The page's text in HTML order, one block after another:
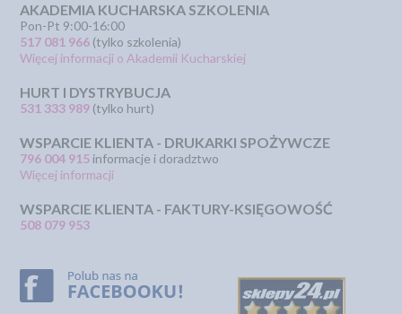
AKADEMIA KUCHARSKA SZKOLENIA
Pon-Pt 9:00-16:00
517 081 966 (tylko szkolenia)
Więcej informacji o Akademii Kucharskiej
HURT I DYSTRYBUCJA
531 333 989 (tylko hurt)
WSPARCIE KLIENTA - DRUKARKI SPOŻYWCZE
796 004 915 informacje i doradztwo
Więcej informacji
WSPARCIE KLIENTA - FAKTURY-KSIĘGOWOŚĆ
508 079 953